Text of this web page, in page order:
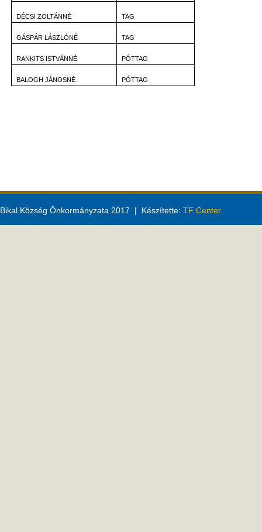
DÉCSI ZOLTÁNNÉ TAG
GÁSPÁR LÁSZLÓNÉ TAG
RANKITS ISTVÁNNÉ PÓTTAG
BALOGH JÁNOSNÉ PÓTTAG
Bikal Község Önkormányzata 2017 | Készítette: TF Center